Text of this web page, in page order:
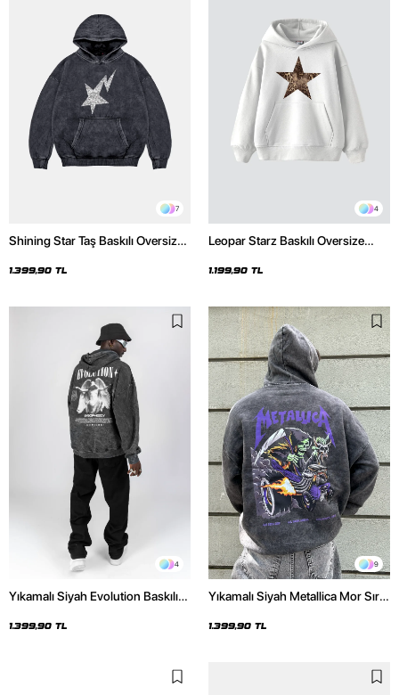
7
Shining Star Taş Baskılı Oversize
Hoodie
1.399,90 TL
4
Leopar Starz Baskılı Oversize
1.199,90 TL
4
Yıkamalı Siyah Evolution Baskılı
Hoodie
1.399,90 TL
9
Yıkamalı Siyah Metallica Mor Sırt
Hoodie
1.399,90 TL